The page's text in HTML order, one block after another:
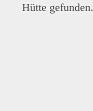
Hütte gefunden.